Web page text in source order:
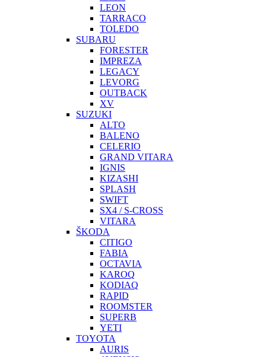
LEON
TARRACO
TOLEDO
SUBARU
FORESTER
IMPREZA
LEGACY
LEVORG
OUTBACK
XV
SUZUKI
ALTO
BALENO
CELERIO
GRAND VITARA
IGNIS
KIZASHI
SPLASH
SWIFT
SX4 / S-CROSS
VITARA
ŠKODA
CITIGO
FABIA
OCTAVIA
KAROQ
KODIAQ
RAPID
ROOMSTER
SUPERB
YETI
TOYOTA
AURIS